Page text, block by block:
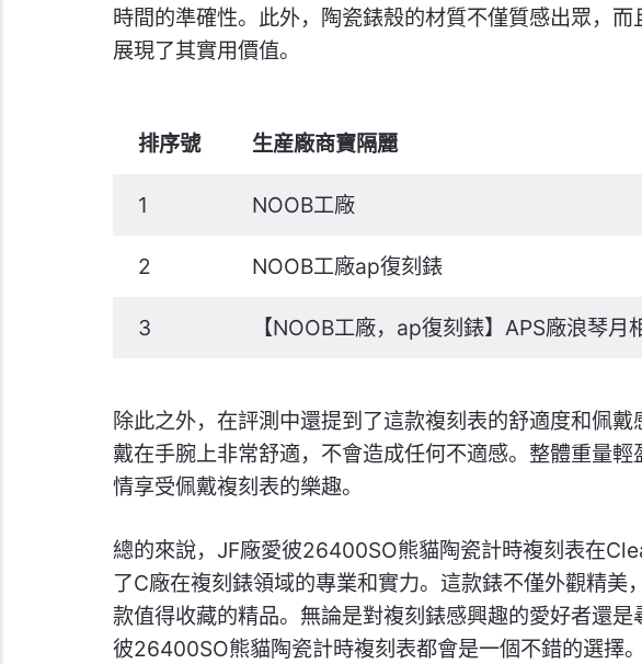
時間的準確性。此外，陶瓷錶殼的材質不僅質感出眾，而
展現了其實用價值。
排序號 生産廠商寶隔麗
1 NOOB工廠
2 NOOB工廠ap復刻錶
3 【NOOB工廠，ap復刻錶】APS廠浪琴
除此之外，在評測中還提到了這款複刻表的舒適度和佩戴
戴在手腕上非常舒適，不會造成任何不適感。整體重量
情享受佩戴複刻表的樂趣。
總的來說，JF廠愛彼26400SO熊貓陶瓷計時複刻表在
了C廠在複刻錶領域的專業和實力。這款錶不僅外觀精美
款值得收藏的精品。無論是對複刻錶感興趣的愛好者還
彼26400SO熊貓陶瓷計時複刻表都會是一個不錯的選擇